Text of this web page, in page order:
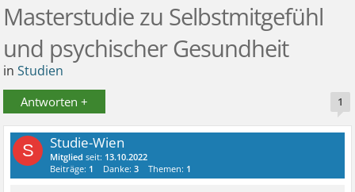
Masterstudie zu Selbstmitgefühl
und psychischer Gesundheit
inStudien
Antworten + 1
S Studie-Wien
Mitglied seit: 13.10.2022
Beiträge: 1 Danke:3 Themen: 1